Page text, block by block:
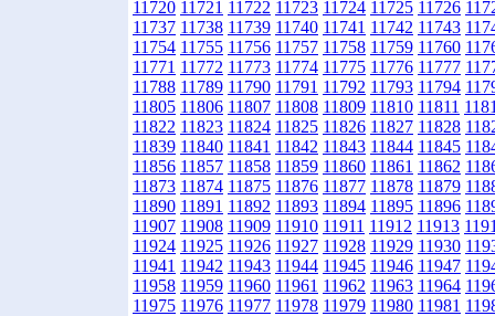
11720 11721 11722 11723 11724 11725 11726
11737 11738 11739 11740 11741 11742 11743
11754 11755 11756 11757 11758 11759 11760
11771 11772 11773 11774 11775 11776 11777
11788 11789 11790 11791 11792 11793 11794
11805 11806 11807 11808 11809 11810 11811
11822 11823 11824 11825 11826 11827 11828
11839 11840 11841 11842 11843 11844 11845
11856 11857 11858 11859 11860 11861 11862
11873 11874 11875 11876 11877 11878 11879
11890 11891 11892 11893 11894 11895 11896
11907 11908 11909 11910 11911 11912 11913
11924 11925 11926 11927 11928 11929 11930
11941 11942 11943 11944 11945 11946 11947
11958 11959 11960 11961 11962 11963 11964
11975 11976 11977 11978 11979 11980 11981